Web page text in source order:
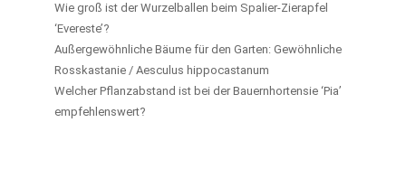
Wie groß ist der Wurzelballen beim Spalier-Zierapfel
‘Evereste’?
Außergewöhnliche Bäume für den Garten: Gewöhnliche
Rosskastanie / Aesculus hippocastanum
Welcher Pflanzabstand ist bei der Bauernhortensie ‘Pia’
empfehlenswert?